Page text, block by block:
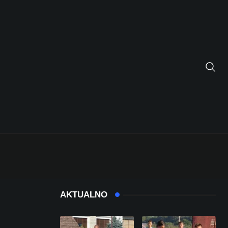
AKTUALNO